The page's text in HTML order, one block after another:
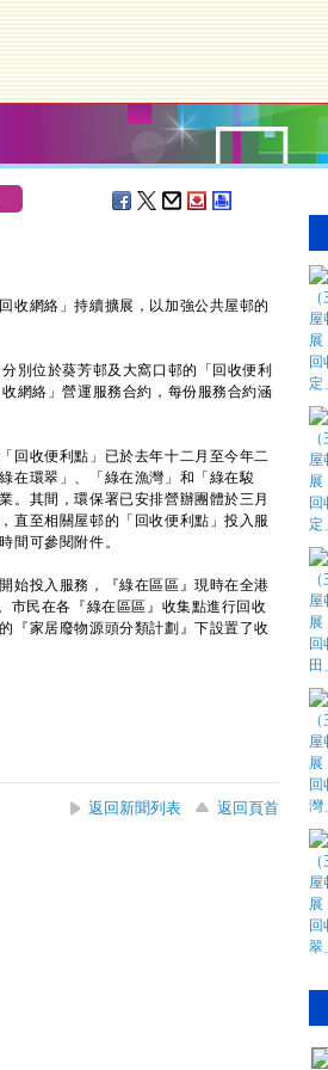
網絡」持續擴展，以加強公共屋邨的
位於葵芳邨及大窩口邨的「回收便利
網絡」營運服務合約，每份服務合約涵
收便利點」已於去年十二月至今年二
在環翠」、「綠在漁灣」和「綠在駿
。其間，環保署已安排營辦團體於三月
直至相關屋邨的「回收便利點」投入服
間可參閱附件。
投入服務，『綠在區區』現時在全港
市民在各『綠在區區』收集點進行回收
『家居廢物源頭分類計劃』下設置了收
返回新聞列表
返回頁首